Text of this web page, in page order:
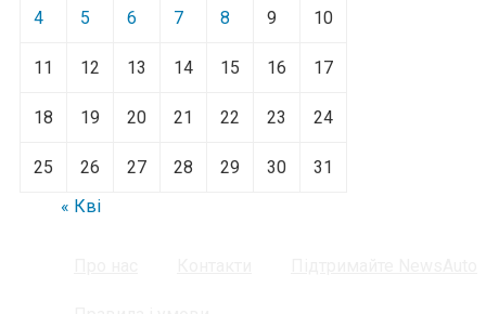
4 5 6 7 8 9 10
11 12 13 14 15 16 17
18 19 20 21 22 23 24
25 26 27 28 29 30
31
« Кві